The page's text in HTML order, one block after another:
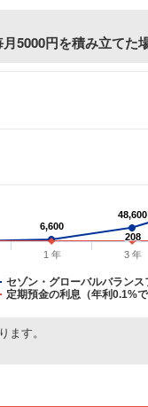
月5000円を積み立てた
6,600
6,600
48,600
48,600
208
208
セゾン・グローバルバランス
定期預金の利息（年利0.1%で
1 年 3 年
す。